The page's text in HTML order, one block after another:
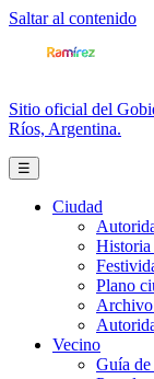
Saltar al contenido
Sitio oficial del
Ríos, Argentina.
☰
Ciudad
Historia
Plano
Vecino
Guía de